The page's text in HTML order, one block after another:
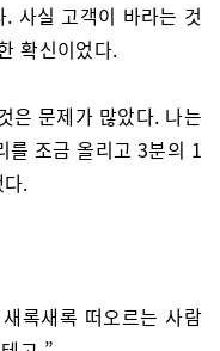
사실 고객이 바라는 것
확신이었다.
은 문제가 많았다. 나는
를 조금 올리고 3분의 1
.
록새록 떠오르는 사람